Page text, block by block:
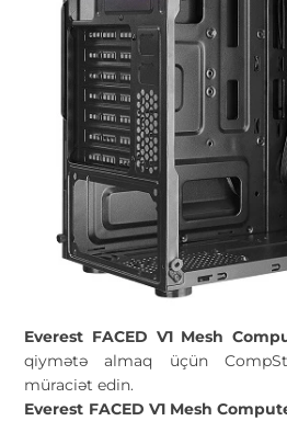
Everest FACED V1 Mesh
qiymətə almaq üçün
müraciət edin.
Everest FACED V1 Mesh